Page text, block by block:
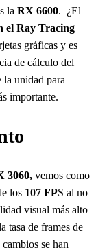
la RX 6600. ¿El
el Ray Tracing
gráficas y es
de cálculo del
unidad para
importante.
3060, vemos como
los 107 FPS al no
visual más alto
tasa de frames de
cambios se han